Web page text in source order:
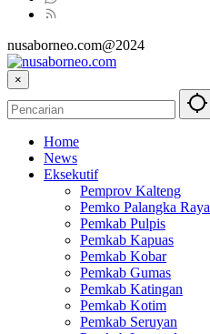
nusaborneo.com@2024
×
Home
News
Eksekutif
Pemprov Kalteng
Pemko Palangka Raya
Pemkab Pulpis
Pemkab Kapuas
Pemkab Kobar
Pemkab Gumas
Pemkab Katingan
Pemkab Kotim
Pemkab Seruyan